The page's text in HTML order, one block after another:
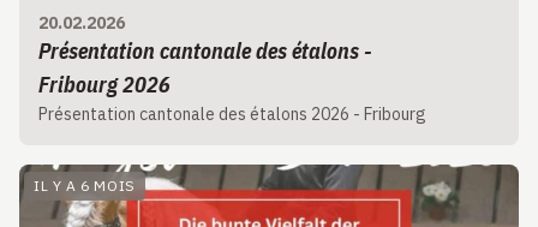
20.02.2026
Présentation cantonale des étalons -
Fribourg 2026
Présentation cantonale des étalons 2026 - Fribourg
IL Y A 6 MOIS